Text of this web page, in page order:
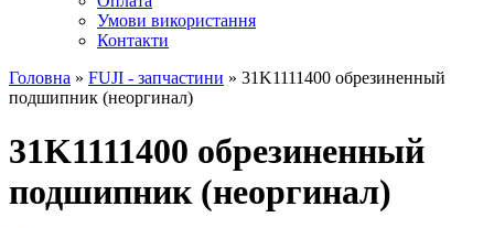
Умови використання
Контакти
Головна » FUJI - запчастини » 31K1111400 обрезиненный
подшипник (неоргинал)
31K1111400 обрезиненный
подшипник (неоргинал)